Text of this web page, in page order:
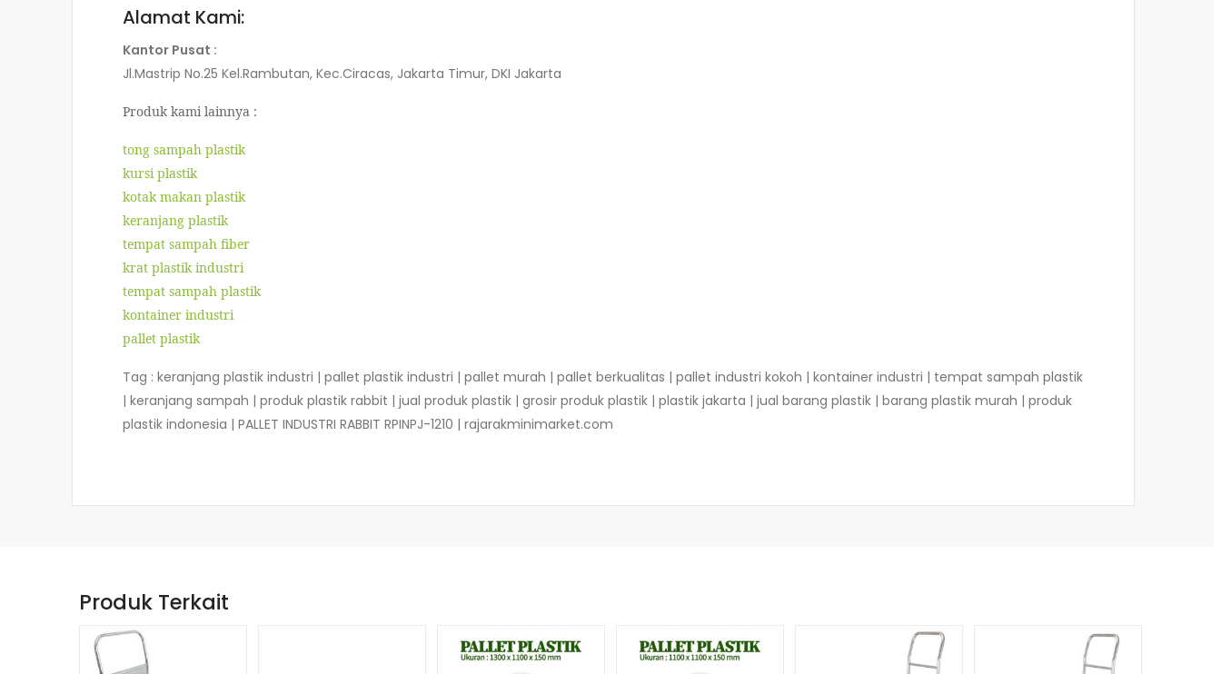
Alamat Kami:
Kantor Pusat :
Jl.Mastrip No.25 Kel.Rambutan, Kec.Ciracas, Jakarta Timur, DKI Jakarta
Produk kami lainnya :
tong sampah plastik
kursi plastik
kotak makan plastik
keranjang plastik
tempat sampah fiber
krat plastik industri
tempat sampah plastik
kontainer industri
pallet plastik
Tag : keranjang plastik industri | pallet plastik industri | pallet murah | pallet berkualitas | pallet industri kokoh | kontainer industri | tempat sampah plastik
| keranjang sampah | produk plastik rabbit | jual produk plastik | grosir produk plastik | plastik jakarta | jual barang plastik | barang plastik murah | produk
plastik indonesia | PALLET INDUSTRI RABBIT RPINPJ-1210 | rajarakminimarket.com
Produk Terkait